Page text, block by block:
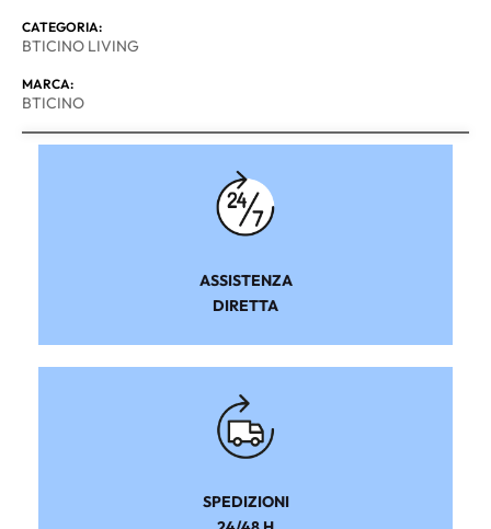
CATEGORIA:
BTICINO LIVING
MARCA:
BTICINO
ASSISTENZA
DIRETTA
SPEDIZIONI